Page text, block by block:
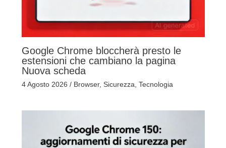
Google Chrome bloccherà presto le
estensioni che cambiano la pagina
Nuova scheda
4 Agosto 2026 / Browser, Sicurezza, Tecnologia